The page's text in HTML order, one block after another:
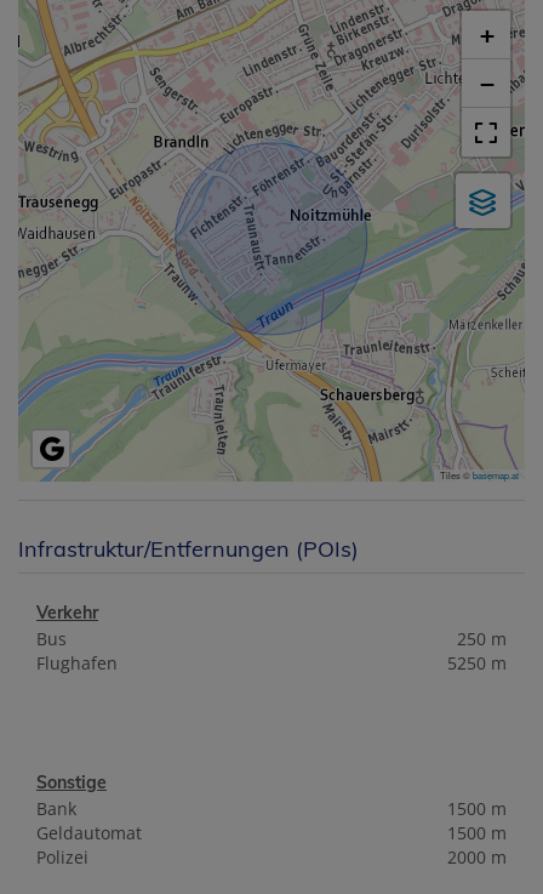
+
−
Tiles ©basemap.at
Infrastruktur/Entfernungen (POIs)
Verkehr
Bus
250 m
Flughafen
5250 m
Sonstige
Bank
1500 m
Geldautomat
1500 m
Polizei
2000 m